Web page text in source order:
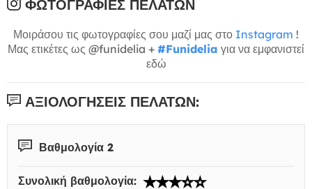
ΦΩΤΟΓΡΑΦΊΕΣ ΠΕΛΑΤΏΝ
Μοιράσου τις φωτογραφίες σου μαζί μας στο Instagram !
Μας ετικέτες ως @funidelia + #Funidelia για να εμφανιστεί
εδώ
ΑΞΙΟΛΟΓΉΣΕΙΣ ΠΕΛΑΤΏΝ:
Βαθμολογία 2
Συνολική βαθμολογία: